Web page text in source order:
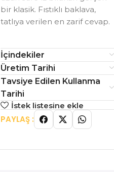
bir klasik. Fıstıklı baklava,
tatlıya verilen en zarif cevap.
İçindekiler
Üretim Tarihi
Tavsiye Edilen Kullanma
Tarihi
İstek listesine ekle
PAYLAŞ :